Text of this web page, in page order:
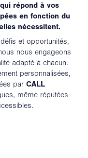
répond à vos
en fonction du
nécessitent.
et opportunités,
nous engageons
adapté à chacun.
personnalisées,
par CALL
même réputées